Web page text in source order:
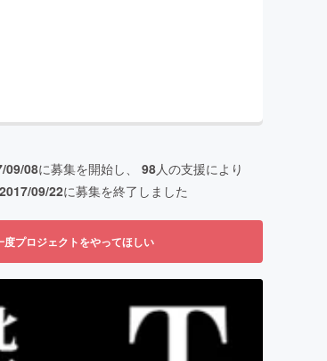
09/08に募集を開始し、 98人の支援により
2017/09/22に募集を終了しました
度プロジェクトをやってほしい